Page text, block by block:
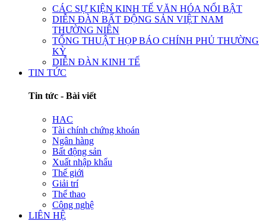
CÁC SỰ KIỆN KINH TẾ VĂN HÓA NỔI BẬT
DIỄN ĐÀN BẤT ĐỘNG SẢN VIỆT NAM
THƯỜNG NIÊN
TỔNG THUẬT HỌP BÁO CHÍNH PHỦ THƯỜNG
KỲ
DIỄN ĐÀN KINH TẾ
TIN TỨC
Tin tức - Bài viết
HAC
Tài chính chứng khoán
Ngân hàng
Bất động sản
Xuất nhập khẩu
Thế giới
Giải trí
Thể thao
Công nghệ
LIÊN HỆ